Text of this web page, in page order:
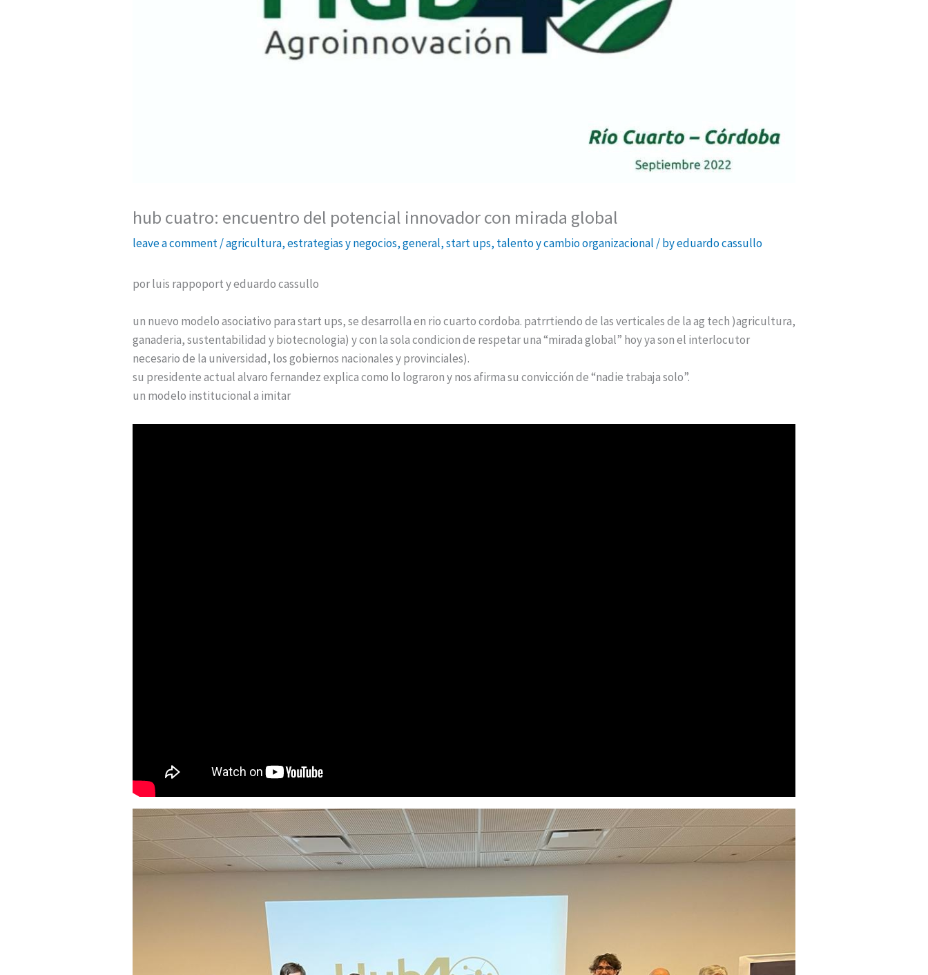
hub cuatro: encuentro del potencial innovador con mirada global
leave a comment/agricultura,estrategias y negocios,general,start ups, talento y cambio organizacional / byeduardo cassullo
por luis rappoport y eduardo cassullo
un nuevo modelo asociativo para start ups, se desarrolla en rio cuarto cordoba. patrrtiendo de las verticales de la ag tech )agricultura,
ganaderia, sustentabilidad y biotecnologia) y con la sola condicion de respetar una “mirada global” hoy ya son el interlocutor
necesario de la universidad, los gobiernos nacionales y provinciales).
su presidente actual alvaro fernandez explica como lo lograron y nos afirma su convicción de “nadie trabaja solo”.
un modelo institucional a imitar